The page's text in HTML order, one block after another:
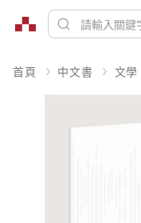
首頁 中文書 文學